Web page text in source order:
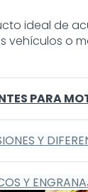
ideal de
vehículos o
PARA
Y
Y